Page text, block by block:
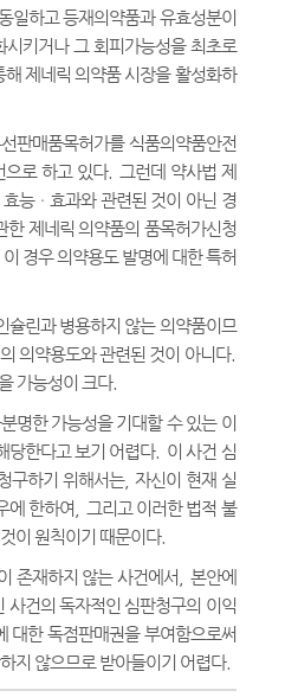
일하고 등재의약품과 유효성분이
시키거나 그 회피가능성을 최초로
해 제네릭 의약품 시장을 활성화하
판매품목허가를 식품의약품안전
으로 하고 있다.
그런데 약사법 제
능ㆍ효과와 관련된 것이 아닌 경
한 제네릭 의약품의 품목허가신청
이 경우 의약용도 발명에 대한 특허
슐린과 병용하지 않는 의약품이므
의약용도와 관련된 것이 아니다.
가능성이 크다.
명한 가능성을 기대할 수 있는 이
당한다고 보기 어렵다. 이 사건 심
구하기 위해서는,자신이 현재 실
에 한하여
그리고 이러한 법적 불
이 원칙이기 때문이다.
존재하지 않는 사건에서
본안에
사건의 독자적인 심판청구의 이익
대한 독점판매권을 부여함으로써
지 않으므로 받아들이기 어렵다.